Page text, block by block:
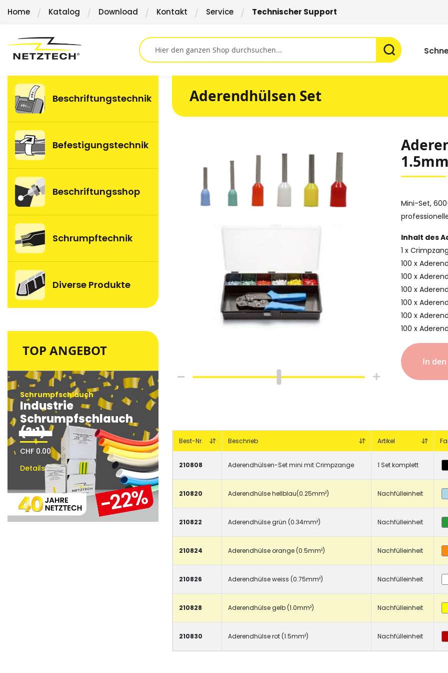
Direkt
Home Katalog Download Kontakt Service Technischer Support
TOP ANGEBOT
Schrumpfschlauch
Industrie
Schrumpfschlauch
(2:1)
CHF 0.00
Details
(2:1)
CHF 0.00
Details
(2:1)
CHF 0.00
Details
Beschriftungstechnik
Befestigungstechnik
Beschriftungsshop
Schrumpftechnik
Diverse Produkte
Aderendhülsen Set
Mini-Set,
Inhalt des
1 x
100 x
100 x
100 x
100 x
100 x
100 x
Bildergalerie
the
images
In
Produkte
Artikel
Best-Nr. Beschrieb Artikel
210808 Aderendhülsen-Set mini mit Crimpzange 1 Set komplett
210820 Aderendhülse hellblau(0.25mm²) Nachfülleinheit
210822 Aderendhülse grün (0.34mm²) Nachfülleinheit
210824 Aderendhülse orange (0.5mm²) Nachfülleinheit
210826 Aderendhülse weiss (0.75mm²) Nachfülleinheit
210828 Aderendhülse gelb (1.0mm²) Nachfülleinheit
210830 Aderendhülse rot (1.5mm²) Nachfülleinheit